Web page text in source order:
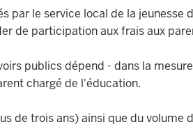
le service local de la jeunesse
de participation aux frais aux
publics dépend - dans la
chargé de l'éducation.
de trois ans) ainsi que du volume